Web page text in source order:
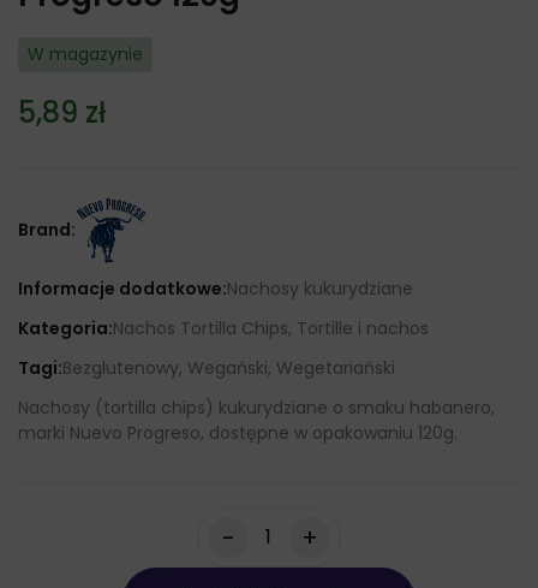
W magazynie
5,89 zł
Brand:
Informacje dodatkowe:Nachosy kukurydziane
Kategoria:Nachos Tortilla Chips, Tortille i nachos
Tagi:Bezglutenowy, Wegański, Wegetariański
Nachosy (tortilla chips) kukurydziane o smaku habanero,
marki Nuevo Progreso, dostępne w opakowaniu 120g.
- +